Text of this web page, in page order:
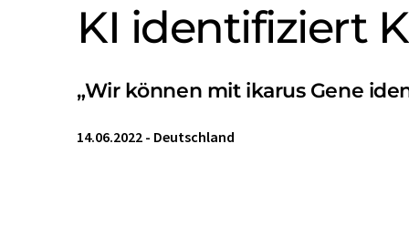
KI identifiziert
„Wir können mit ikarus Gene
14.06.2022 - Deutschland